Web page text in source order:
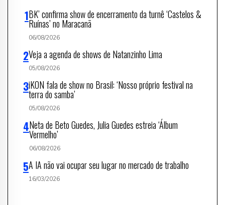
BK’ confirma show de encerramento da turnê ‘Castelos &
Ruínas’ no Maracanã
06/08/2026
Veja a agenda de shows de Natanzinho Lima
05/08/2026
iKON fala de show no Brasil: ‘Nosso próprio festival na
terra do samba’
05/08/2026
Neta de Beto Guedes, Julia Guedes estreia ‘Álbum
Vermelho’
06/08/2026
A IA não vai ocupar seu lugar no mercado de trabalho
16/03/2026